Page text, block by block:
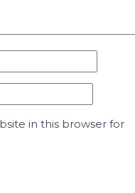
in this browser for